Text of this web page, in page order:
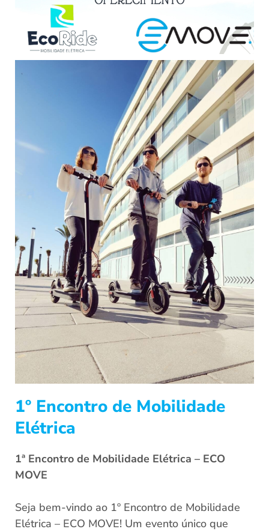
1º Encontro de Mobilidade
Elétrica
1ª Encontro de Mobilidade Elétrica – ECO
MOVE
Seja bem-vindo ao 1º Encontro de Mobilidade
Elétrica – ECO MOVE! Um evento único que